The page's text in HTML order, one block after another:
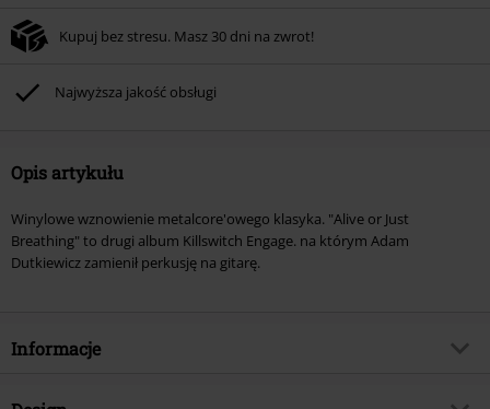
Kupuj bez stresu. Masz 30 dni na zwrot!
Najwyższa jakość obsługi
Opis artykułu
Winylowe wznowienie metalcore'owego klasyka. "Alive or Just
Breathing" to drugi album Killswitch Engage. na którym Adam
Dutkiewicz zamienił perkusję na gitarę.
Informacje
Numer artykułu